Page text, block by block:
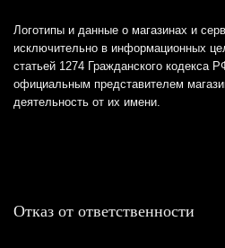
Логотипы и данные о магазинах и
исключительно в информационных
статьей 1274 Гражданского кодекса
официальным представителем
деятельность от их имени.
Отказ от ответственности